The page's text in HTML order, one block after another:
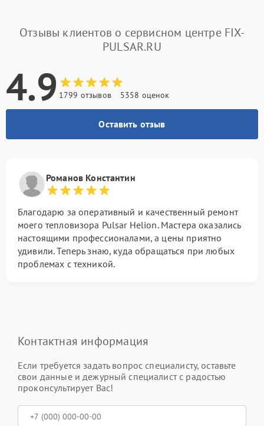
Отзывы клиентов о сервисном центре FIX-
PULSAR.RU
4.9 1799 отзывов 5358 оценок
Оставить отзыв
Романов Константин
Благодарю за оперативный и качественный ремонт
моего тепловизора Pulsar Helion. Мастера оказались
настоящими профессионалами, а цены приятно
удивили. Теперь знаю, куда обращаться при любых
проблемах с техникой.
Контактная информация
Если требуется задать вопрос специалисту, оставьте
свои данные и дежурный специалист с радостью
проконсультирует Вас!